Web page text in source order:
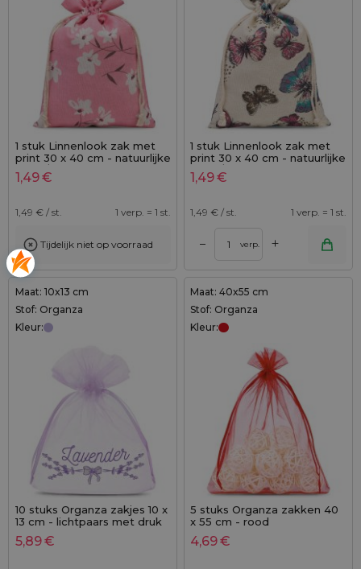
1 stuk Linnenlook zak met
print 30 x 40 cm - natuurlijke
kleur / roze bloemen
1,49€
1,49 € / st. 1 verp. = 1 st.
Tijdelijk niet op voorraad
1 stuk Linnenlook zak met
print 30 x 40 cm - natuurlijke
kleur / vlinder
1,49€
1,49 € / st. 1 verp. = 1 st.
– verp. +
Maat: 10x13 cm
Stof: Organza
Kleur:
10 stuks Organza zakjes 10 x
13 cm - lichtpaars met druk
(lavendel)
5,89€
Maat: 40x55 cm
Stof: Organza
Kleur:
5 stuks Organza zakken 40
x 55 cm - rood
4,69€